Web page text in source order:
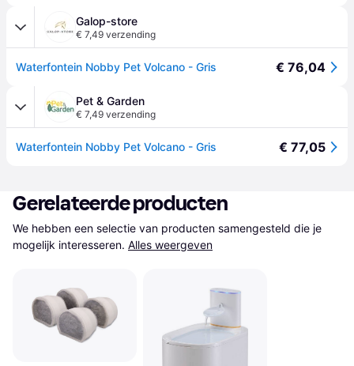
Galop-store
€ 7,49 verzending
Waterfontein Nobby Pet Volcano - Gris € 76,04
Pet & Garden
€ 7,49 verzending
Waterfontein Nobby Pet Volcano - Gris € 77,05
Gerelateerde producten
We hebben een selectie van producten samengesteld die je
mogelijk interesseren. Alles weergeven